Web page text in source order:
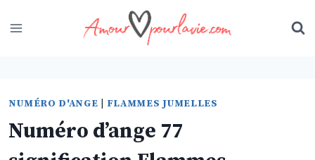
to
NUMÉRO D'ANGE FLAMMES JUMELLES
Numéro d’ange 77